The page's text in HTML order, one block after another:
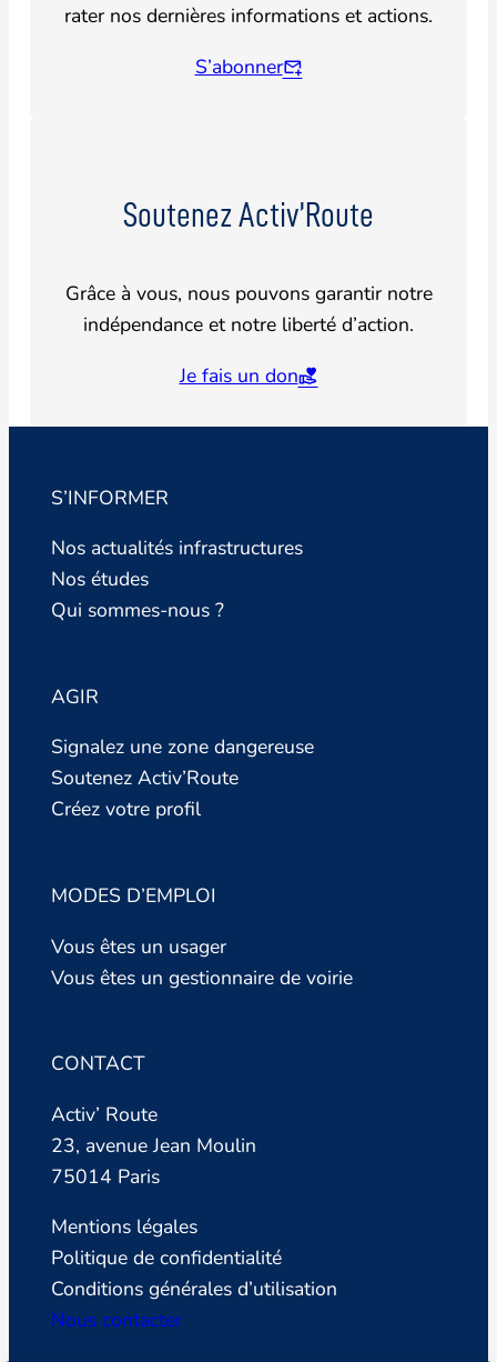
rater nos dernières informations et actions.
S’abonner
Soutenez Activ’Route
Grâce à vous, nous pouvons garantir notre
indépendance et notre liberté d’action.
Je fais un don
S’INFORMER
Nos actualités infrastructures
Nos études
Qui sommes-nous ?
AGIR
Signalez une zone dangereuse
Soutenez Activ’Route
Créez votre profil
MODES D’EMPLOI
Vous êtes un usager
Vous êtes un gestionnaire de voirie
CONTACT
Activ’ Route
23, avenue Jean Moulin
75014 Paris
Mentions légales
Politique de confidentialité
Conditions générales d’utilisation
Nous contacter